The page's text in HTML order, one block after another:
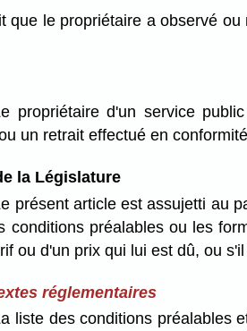
que le propriétaire a observé
propriétaire d'un service
un retrait effectué en
la Législature
présent article est assujetti au
conditions préalables ou les
ou d'un prix qui lui est dû, ou
réglementaires
liste des conditions préalables